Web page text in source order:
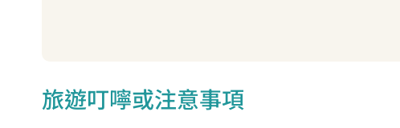
旅遊叮嚀或注意事項